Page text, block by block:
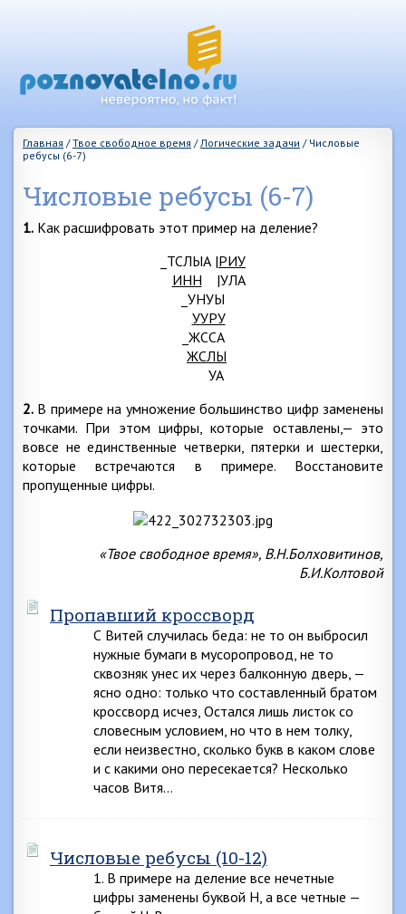
Главная /Твое свободное время /Логические задачи / Числовые
ребусы (6-7)
Числовые ребусы (6-7)
1. Как расшифровать этот пример на деление?
_ТСЛЫА |РИУ
ИНН |УЛА
_УНУЫ
УУРУ
_ЖССА
ЖСЛЫ
УА
2. В примере на умножение большинство цифр заменены
точками. При этом цифры, которые оставлены,— это
вовсе не единственные четверки, пятерки и шестерки,
которые встречаются в примере. Восстановите
пропущенные цифры.
«Твое свободное время», В.Н.Болховитинов,
Б.И.Колтовой
Пропавший кроссворд
С Витей случилась беда: не то он выбросил
нужные бумаги в мусоропровод, не то
сквозняк унес их через балконную дверь, —
ясно одно: только что составленный братом
кроссворд исчез, Остался лишь листок со
словесным условием, но что в нем толку,
если неизвестно, сколько букв в каком слове
и с какими оно пересекается? Несколько
часов Витя…
Числовые ребусы (10-12)
1. В примере на деление все нечетные
цифры заменены буквой Н, а все четные —